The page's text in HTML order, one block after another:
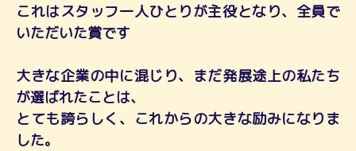
これはスタッフ一人ひとりが主役となり、全員で
いただいた賞です
大きな企業の中に混じり、まだ発展途上の私たち
が選ばれたことは、
とても誇らしく、これからの大きな励みになりま
した。